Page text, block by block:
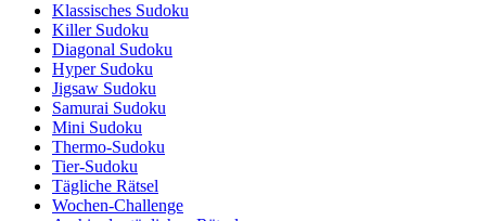
Klassisches Sudoku
Killer Sudoku
Diagonal Sudoku
Hyper Sudoku
Jigsaw Sudoku
Samurai Sudoku
Mini Sudoku
Thermo-Sudoku
Tier-Sudoku
Tägliche Rätsel
Wochen-Challenge